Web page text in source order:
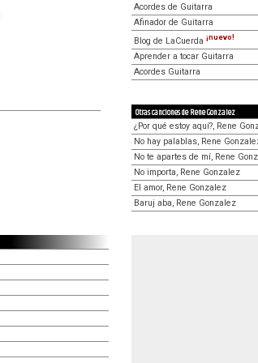
Acordes de Guitarra
Afinador de Guitarra
Blog de LaCuerda ¡nuevo!
Aprender a tocar Guitarra
Acordes Guitarra
Otras canciones de Rene Gonzalez
¿Por qué estoy aquí?, Rene
No hay palablas, Rene
No te apartes de mí, Rene
No importa, Rene Gonzalez
El amor, Rene Gonzalez
Baruj aba, Rene Gonzalez